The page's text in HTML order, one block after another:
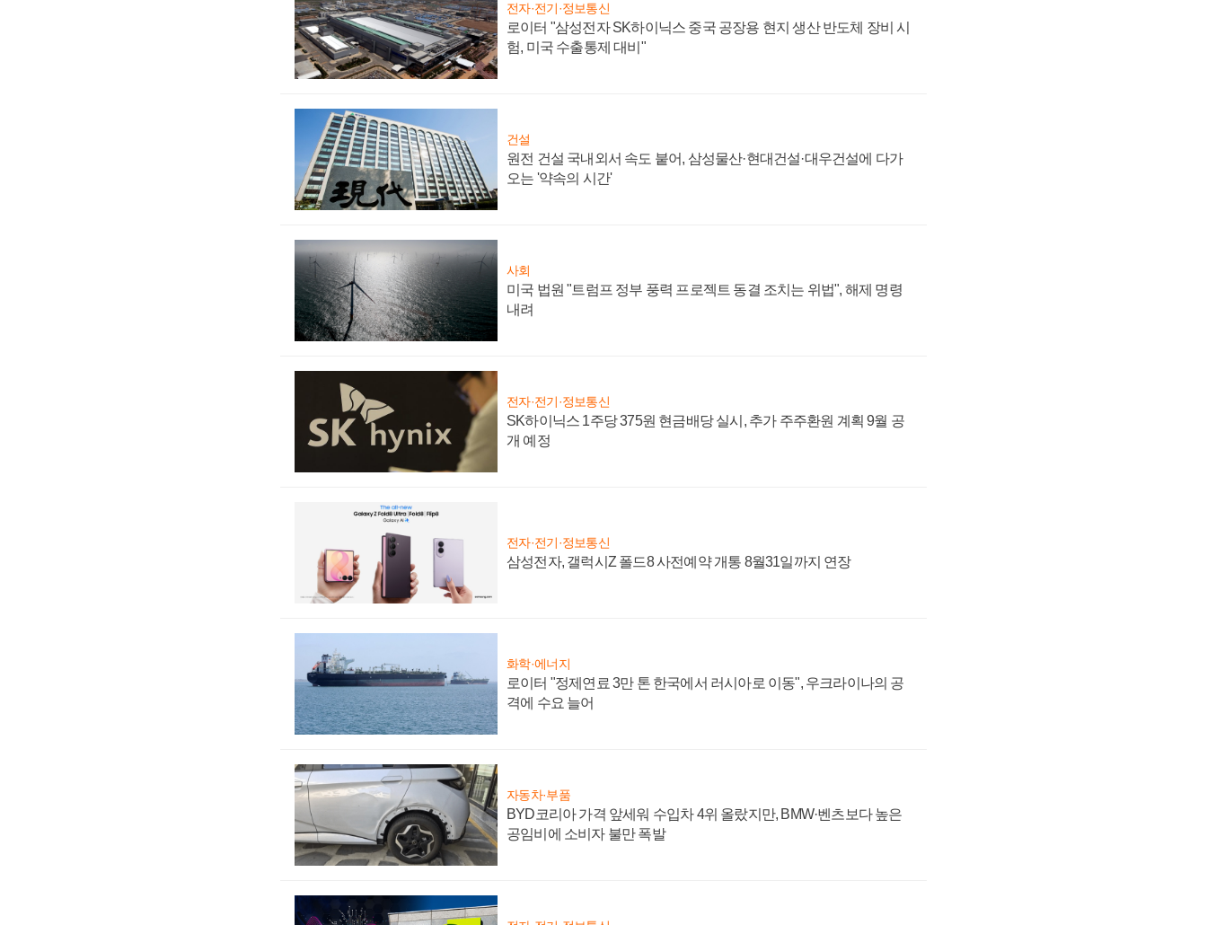
전자·전기·정보통신
로이터 "삼성전자 SK하이닉스 중국 공장용 현지 생산 반도체 장비 시
험, 미국 수출통제 대비"
건설
원전 건설 국내외서 속도 붙어, 삼성물산·현대건설·대우건설에 다가
오는 '약속의 시간'
사회
미국 법원 "트럼프 정부 풍력 프로젝트 동결 조치는 위법", 해제 명령
내려
전자·전기·정보통신
SK하이닉스 1주당 375원 현금배당 실시, 추가 주주환원 계획 9월 공
개 예정
전자·전기·정보통신
삼성전자, 갤럭시Z 폴드8 사전예약 개통 8월31일까지 연장
화학·에너지
로이터 "정제연료 3만 톤 한국에서 러시아로 이동", 우크라이나의 공
격에 수요 늘어
자동차·부품
BYD코리아 가격 앞세워 수입차 4위 올랐지만, BMW·벤츠보다 높은
공임비에 소비자 불만 폭발